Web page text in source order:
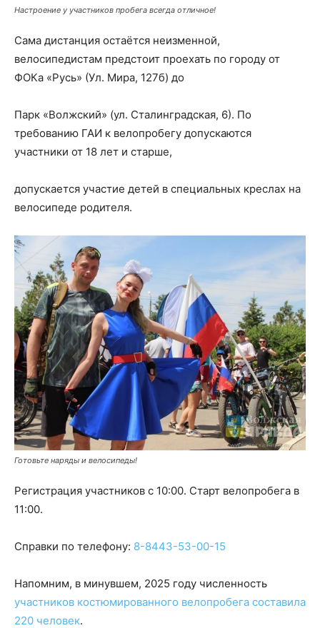
Настроение у участников пробега всегда отличное!
Сама дистанция остаётся неизменной,
велосипедистам предстоит проехать по городу от
ФОКа «Русь» (Ул. Мира, 127б) до
Парк «Волжский» (ул. Сталинградская, 6). По
требованию ГАИ к велопробегу допускаются
участники от 18 лет и старше,
допускается участие детей в специальных креслах на
велосипеде родителя.
Готовьте наряды и велосипеды!
Регистрация участников с 10:00. Старт велопробега в
11:00.
Справки по телефону: 8-8443-53-00-15
Напомним, в минувшем, 2025 году численность
участников костюмированного велопробега составила
220 человек.